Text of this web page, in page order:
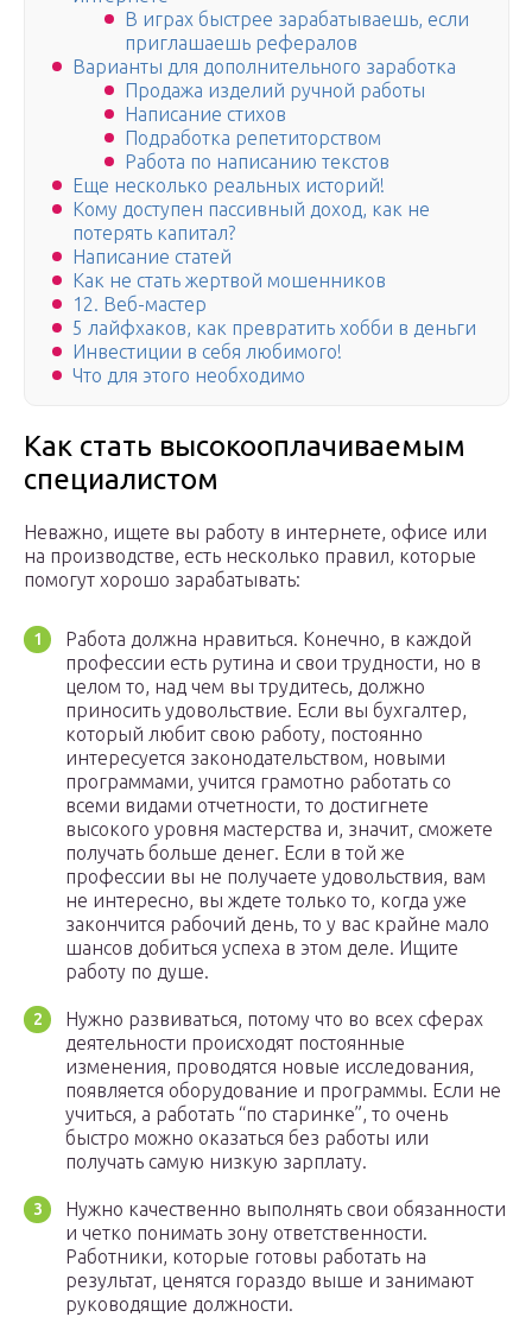
В играх быстрее зарабатываешь, если
приглашаешь рефералов
Варианты для дополнительного заработка
Продажа изделий ручной работы
Написание стихов
Подработка репетиторством
Работа по написанию текстов
Еще несколько реальных историй!
Кому доступен пассивный доход, как не
потерять капитал?
Написание статей
Как не стать жертвой мошенников
12. Веб-мастер
5 лайфхаков, как превратить хобби в деньги
Инвестиции в себя любимого!
Что для этого необходимо
Как стать высокооплачиваемым
специалистом
Неважно, ищете вы работу в интернете, офисе или
на производстве, есть несколько правил, которые
помогут хорошо зарабатывать:
Работа должна нравиться. Конечно, в каждой
профессии есть рутина и свои трудности, но в
целом то, над чем вы трудитесь, должно
приносить удовольствие. Если вы бухгалтер,
который любит свою работу, постоянно
интересуется законодательством, новыми
программами, учится грамотно работать со
всеми видами отчетности, то достигнете
высокого уровня мастерства и, значит, сможете
получать больше денег. Если в той же
профессии вы не получаете удовольствия, вам
не интересно, вы ждете только то, когда уже
закончится рабочий день, то у вас крайне мало
шансов добиться успеха в этом деле. Ищите
работу по душе.
Нужно развиваться, потому что во всех сферах
деятельности происходят постоянные
изменения, проводятся новые исследования,
появляется оборудование и программы. Если не
учиться, а работать “по старинке”, то очень
быстро можно оказаться без работы или
получать самую низкую зарплату.
Нужно качественно выполнять свои обязанности
и четко понимать зону ответственности.
Работники, которые готовы работать на
результат, ценятся гораздо выше и занимают
руководящие должности.